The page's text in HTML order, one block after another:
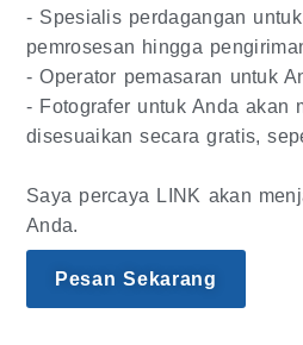
- Spesialis perdagangan
pemrosesan hingga
- Operator pemasaran untuk
- Fotografer untuk Anda akan
disesuaikan secara gratis,
Saya percaya LINK akan
Anda.
Pesan Sekarang